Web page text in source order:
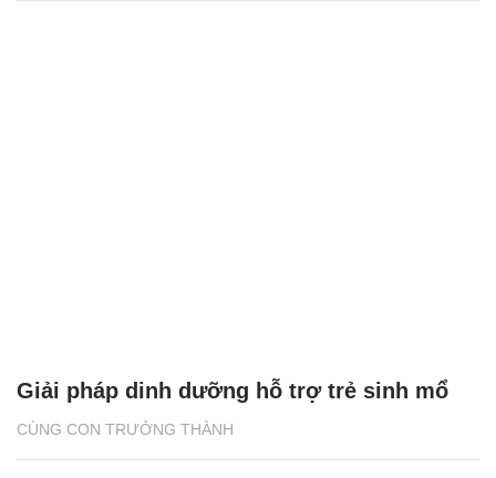
CÙNG CON TRƯỞNG THÀNH
Giải pháp dinh dưỡng hỗ trợ trẻ sinh mổ